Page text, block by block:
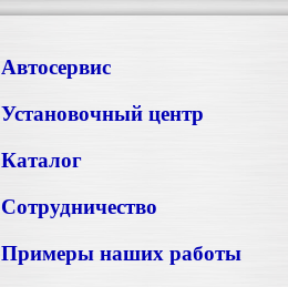
Автосервис
Установочный центр
Каталог
Сотрудничество
Примеры наших работы